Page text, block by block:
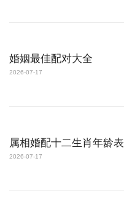
婚姻最佳配对大全
2026-07-17
属相婚配十二生肖年龄表
2026-07-17